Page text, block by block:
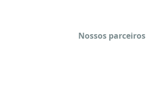
Nossos parceiros